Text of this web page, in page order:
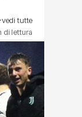
vedi tutte
di lettura